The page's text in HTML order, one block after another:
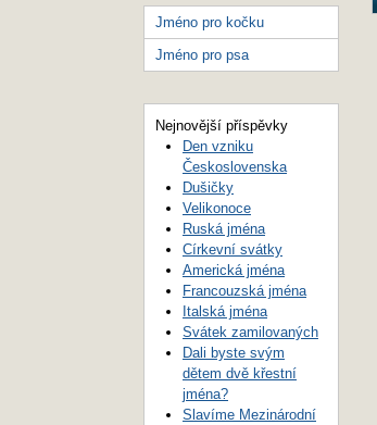
Jméno pro kočku
Jméno pro psa
Nejnovější příspěvky
Den vzniku
Československa
Dušičky
Velikonoce
Ruská jména
Církevní svátky
Americká jména
Francouzská jména
Italská jména
Svátek zamilovaných
Dali byste svým
dětem dvě křestní
jména?
Slavíme Mezinárodní